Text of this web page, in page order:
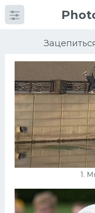
1.
Категории
Много картинок...
Хоккей